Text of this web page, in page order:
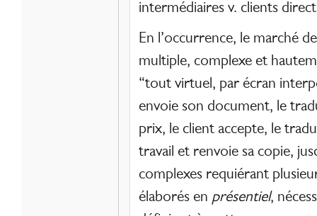
intermédiaires v. clients
En l’occurrence, le marché
multiple, complexe et
“tout virtuel, par écran
envoie son document, le
prix, le client accepte, le
travail et renvoie sa copie,
complexes requiérant
élaborés en présentiel,